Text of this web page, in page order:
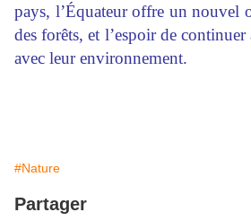
pays, l’Équateur offre un nouvel
des forêts, et l’espoir de
avec leurenvironnement.
#Nature
Partager